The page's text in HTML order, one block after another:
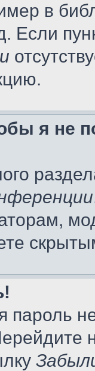
в
Если
я не
пароль